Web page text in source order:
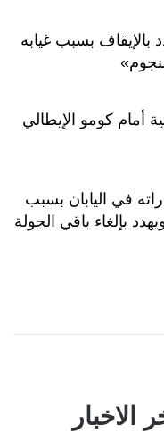
بالإيقاف بسبب غيابه
أمام كومو الإيطالي
في اليابان بسبب
بإلغاء باقي الجولة